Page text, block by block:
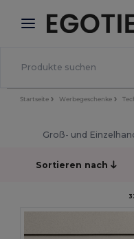
× Egotier App
Bessere Preise in
Startseite Werbegeschenke
Groß- und
Sortieren nach